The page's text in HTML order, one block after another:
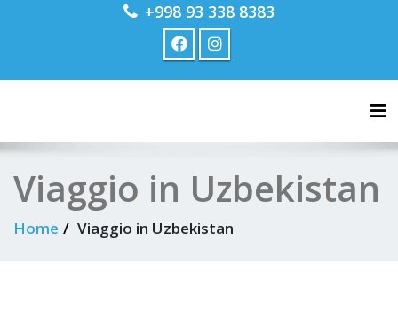
+998 93 338 8383
Viaggio in Uzbekistan
Home Viaggio in Uzbekistan